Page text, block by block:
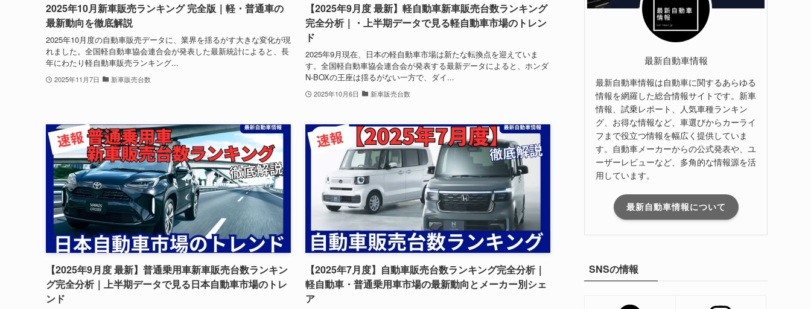
2025年10月新車販売ランキング 完全版｜軽・普通車の
最新動向を徹底解説
2025年10月度の自動車販売データに、業界を揺るがす大きな変化が現
れました。全国軽自動車協会連合会が発表した最新統計によると、長
年にわたり軽自動車販売ランキング...
2025年11月7日 新車販売台数
【2025年9月度 最新】軽自動車新車販売台数ランキング
完全分析｜・上半期データで見る軽自動車市場のトレン
ド
2025年9月現在、日本の軽自動車市場は新たな転換点を迎えていま
す。全国軽自動車協会連合会が発表する最新データによると、ホンダ
N-BOXの王座は揺るがない一方で、ダイ...
2025年10月6日 新車販売台数
【2025年9月度 最新】普通乗用車新車販売台数ランキン
グ完全分析｜上半期データで見る日本自動車市場のトレ
ンド
【2025年7月度】自動車販売台数ランキング完全分析｜
軽自動車・普通乗用車市場の最新動向とメーカー別シェ
ア
最新自動車情報
最新自動車情報は自動車に関するあらゆる
情報を網羅した総合情報サイトです。新車
情報、試乗レポート、人気車種ランキン
グ、お得な情報など、車選びからカーライ
フまで役立つ情報を幅広く提供していま
す。自動車メーカーからの公式発表や、ユ
ーザーレビューなど、多角的な情報源を活
用しています。
最新自動車情報について
SNSの情報